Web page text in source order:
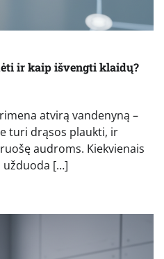
ir kaip išvengti klaidų?
atvirą vandenyną –
turi drąsos plaukti, ir
audroms. Kiekvienais
užduoda […]